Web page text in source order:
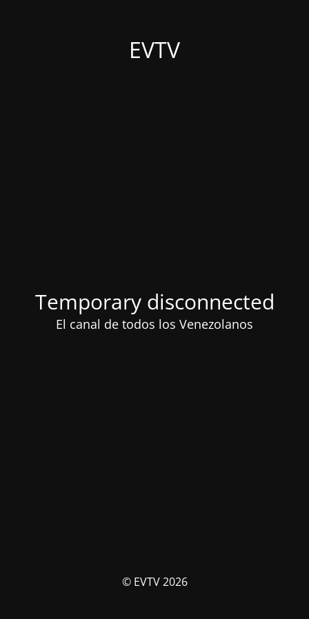
EVTV
Temporary disconnected
El canal de todos los Venezolanos
© EVTV 2026